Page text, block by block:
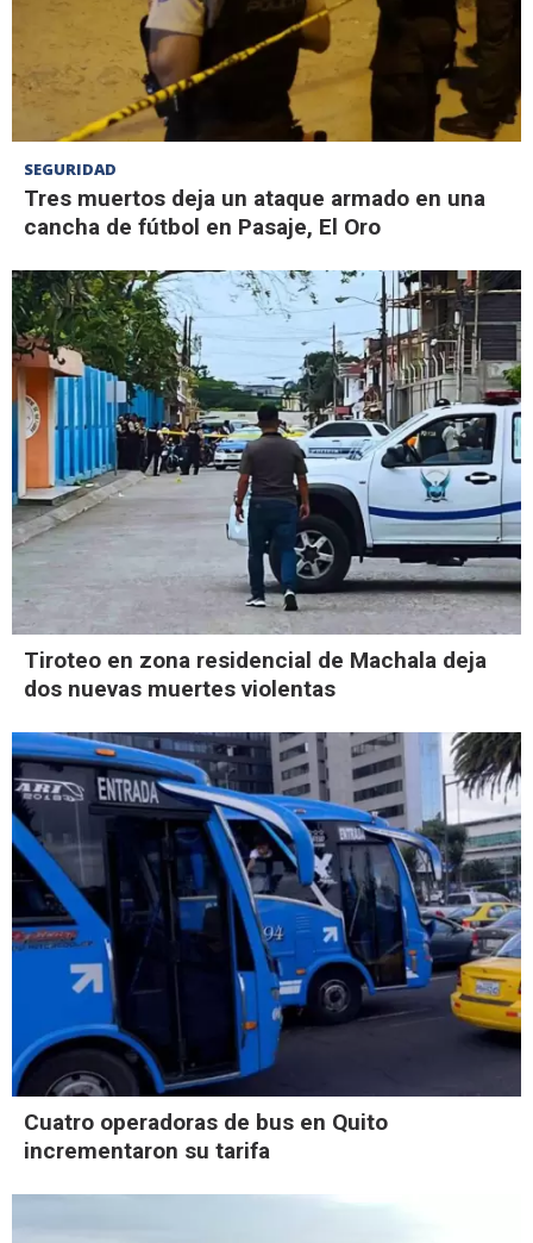
SEGURIDAD
Tres muertos deja un ataque armado en una
cancha de fútbol en Pasaje, El Oro
Tiroteo en zona residencial de Machala deja
dos nuevas muertes violentas
Cuatro operadoras de bus en Quito
incrementaron su tarifa